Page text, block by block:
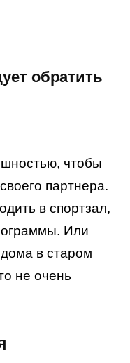
обратить
чтобы
партнера.
в спортзал,
Или
в старом
не очень